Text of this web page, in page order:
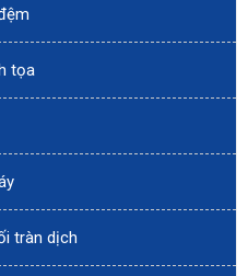
tọa
tràn dịch